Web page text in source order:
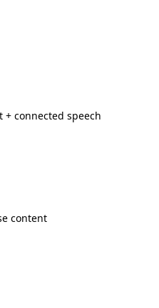
+ connected speech
content